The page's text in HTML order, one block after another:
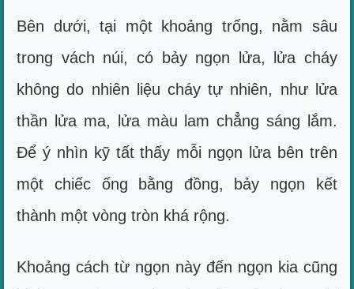
Bên dưới, tại một khoảng trống, nằm sâu
trong vách núi, có bảy ngọn lửa, lửa cháy
không do nhiên liệu cháy tự nhiên, như lửa
thần lửa ma, lửa màu lam chẳng sáng lắm.
Để ý nhìn kỹ tất thấy mỗi ngọn lửa bên trên
một chiếc ống bằng đồng, bảy ngọn kết
thành một vòng tròn khá rộng.
Khoảng cách từ ngọn này đến ngọn kia cũng